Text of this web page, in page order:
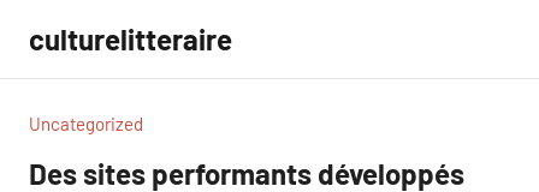
contenu
culturelitteraire
Uncategorized
Des sites performants développés